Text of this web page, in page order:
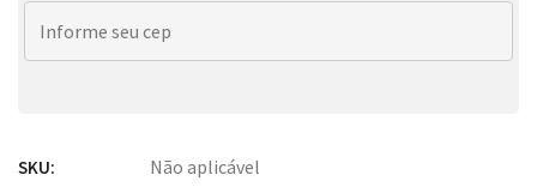
SKU: Não aplicável